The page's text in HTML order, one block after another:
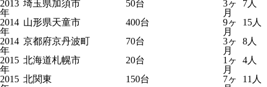
2013
年
埼玉県加須市 50台
3ヶ
月
7人
2014
年
山形県天童市 400台
9ヶ
月
15人
2014
年
京都府京丹波町 70台
3ヶ
月
8人
2015
年
北海道札幌市 20台
1ヶ
月
4人
2015 北関東 150台
7ヶ
11人